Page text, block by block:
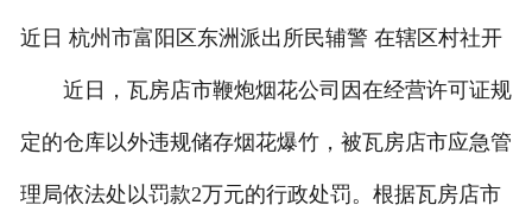
近日 杭州市富阳区东洲派出所民辅警 在辖区村社开
近日，瓦房店市鞭炮烟花公司因在经营许可证规
定的仓库以外违规储存烟花爆竹，被瓦房店市应急管
理局依法处以罚款2万元的行政处罚。根据瓦房店市